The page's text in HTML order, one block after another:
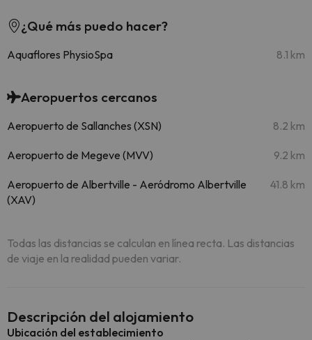
¿Qué más puedo hacer?
Aquaflores PhysioSpa 8.1 km
Aeropuertos cercanos
Aeropuerto de Sallanches (XSN) 8.2 km
Aeropuerto de Megeve (MVV) 9.2 km
Aeropuerto de Albertville - Aeródromo Albertville
(XAV)
41.8 km
Todas las distancias se calculan en línea recta. Las distancias
de viaje en la realidad pueden variar.
Descripción del alojamiento
Ubicación del establecimiento